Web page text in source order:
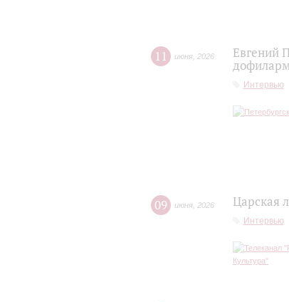
11 июня 2026
Евгений
Интервью
09 июня 2026 Царская
Интервью